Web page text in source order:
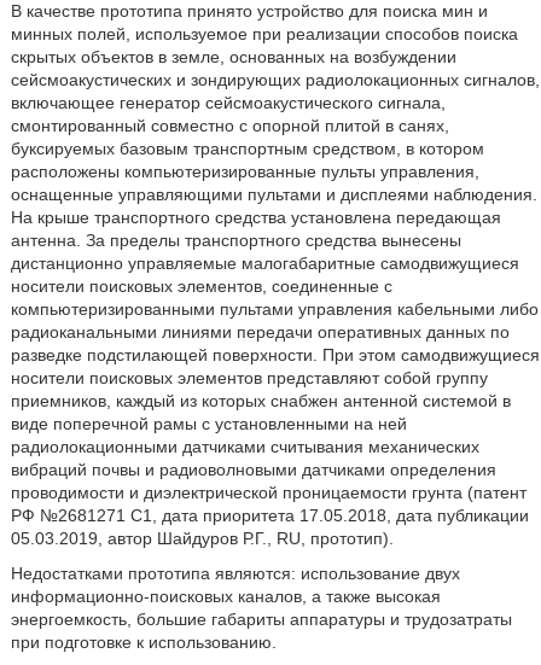
В качестве прототипа принято устройство для поиска мин и
минных полей, используемое при реализации способов поиска
скрытых объектов в земле, основанных на возбуждении
сейсмоакустических и зондирующих радиолокационных сигналов,
включающее генератор сейсмоакустического сигнала,
смонтированный совместно с опорной плитой в санях,
буксируемых базовым транспортным средством, в котором
расположены компьютеризированные пульты управления,
оснащенные управляющими пультами и дисплеями наблюдения.
На крыше транспортного средства установлена передающая
антенна. За пределы транспортного средства вынесены
дистанционно управляемые малогабаритные самодвижущиеся
носители поисковых элементов, соединенные с
компьютеризированными пультами управления кабельными либо
радиоканальными линиями передачи оперативных данных по
разведке подстилающей поверхности. При этом самодвижущиеся
носители поисковых элементов представляют собой группу
приемников, каждый из которых снабжен антенной системой в
виде поперечной рамы с установленными на ней
радиолокационными датчиками считывания механических
вибраций почвы и радиоволновыми датчиками определения
проводимости и диэлектрической проницаемости грунта (патент
РФ №2681271 С1, дата приоритета 17.05.2018, дата публикации
05.03.2019, автор Шайдуров Р.Г., RU, прототип).
Недостатками прототипа являются: использование двух
информационно-поисковых каналов, а также высокая
энергоемкость, большие габариты аппаратуры и трудозатраты
при подготовке к использованию.